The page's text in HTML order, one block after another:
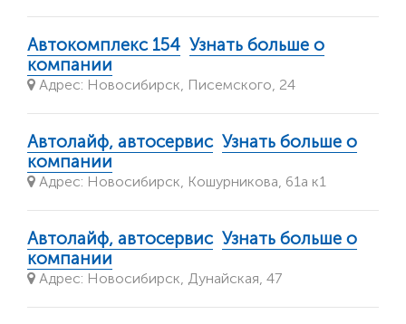
Автокомплекс 154 Узнать больше о
компании
Адрес: Новосибирск, Писемского, 24
Автолайф, автосервис Узнать больше о
компании
Адрес: Новосибирск, Кошурникова, 61а к1
Автолайф, автосервис Узнать больше о
компании
Адрес: Новосибирск, Дунайская, 47